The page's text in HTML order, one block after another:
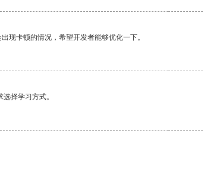
现卡顿的情况，希望开发者能够优化一下。
择学习方式。